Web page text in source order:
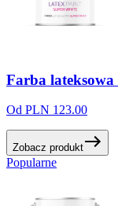
Farba lateksowa
Od PLN 123.00
Zobacz produkt
Popularne